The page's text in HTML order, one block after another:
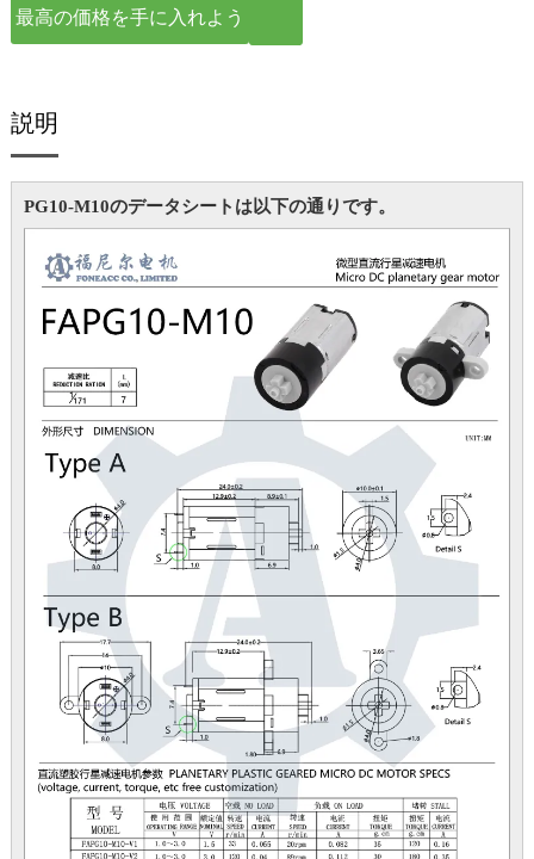
最高の価格を手に入れよう
説明
PG10-M10のデータシートは以下の通りです。